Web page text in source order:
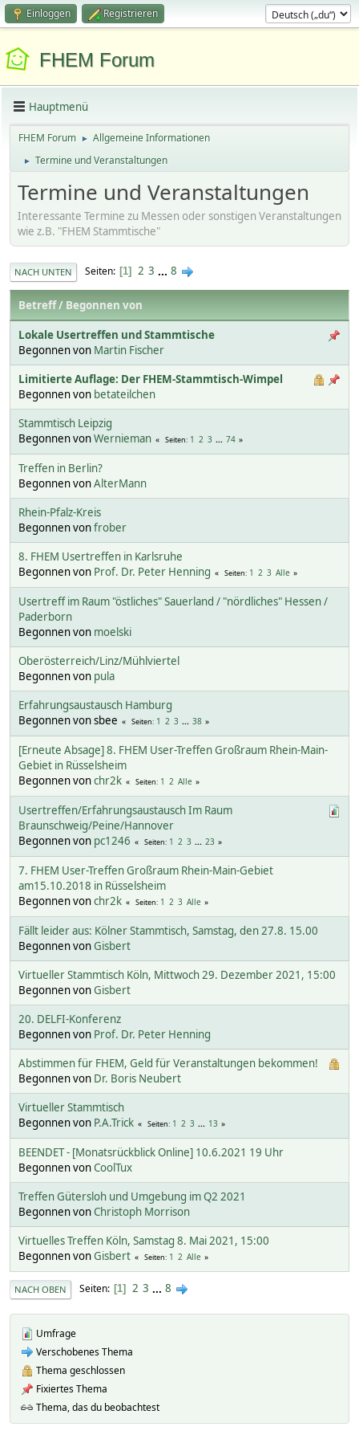
Einloggen Registrieren
FHEM Forum
Hauptmenü
FHEM Forum ► Allgemeine Informationen
► Termine und Veranstaltungen
Termine und Veranstaltungen
Interessante Termine zu Messen oder sonstigen Veranstaltungen
wie z.B. "FHEM Stammtische"
NACH UNTEN Seiten 1 2 3 ... 8
Betreff/ Begonnen von
Lokale Usertreffen und Stammtische
Begonnen von Martin Fischer
Limitierte Auflage: Der FHEM-Stammtisch-Wimpel
Begonnen von betateilchen
Stammtisch Leipzig
Begonnen vonWernieman Seiten 1 2 3 ... 74
Treffen in Berlin?
Begonnen vonAlterMann
Rhein-Pfalz-Kreis
Begonnen vonfrober
8. FHEM Usertreffen in Karlsruhe
Begonnen von Prof. Dr. Peter Henning Seiten 1 2 3 Alle
Usertreff im Raum "östliches" Sauerland / "nördliches" Hessen /
Paderborn
Begonnen von moelski
Oberösterreich/Linz/Mühlviertel
Begonnen von pula
Erfahrungsaustausch Hamburg
Begonnen von sbee
Seiten 1 2 3 ... 38
[Erneute Absage] 8. FHEM User-Treffen Großraum Rhein-Main-
Gebiet in Rüsselsheim
Begonnen vonchr2k Seiten 1 2 Alle
Usertreffen/Erfahrungsaustausch Im Raum
Braunschweig/Peine/Hannover
Begonnen von pc1246 Seiten 1 2 3 ... 23
7. FHEM User-Treffen Großraum Rhein-Main-Gebiet
am15.10.2018 in Rüsselsheim
Begonnen vonchr2k Seiten 1 2 3 Alle
Fällt leider aus: Kölner Stammtisch, Samstag, den 27.8. 15.00
Begonnen vonGisbert
Virtueller Stammtisch Köln, Mittwoch 29. Dezember 2021, 15:00
Begonnen vonGisbert
20. DELFI-Konferenz
Begonnen von Prof. Dr. Peter Henning
Abstimmen für FHEM, Geld für Veranstaltungen bekommen!
Begonnen von Dr. Boris Neubert
Virtueller Stammtisch
Begonnen von P.A.Trick Seiten 1 2 3 ... 13
BEENDET - [Monatsrückblick Online] 10.6.2021 19 Uhr
Begonnen vonCoolTux
Treffen Gütersloh und Umgebung im Q2 2021
Begonnen vonChristoph Morrison
Virtuelles Treffen Köln, Samstag 8. Mai 2021, 15:00
Begonnen vonGisbert Seiten 1 2 Alle
NACH OBEN Seiten 1 2 3 ... 8
Umfrage
Verschobenes Thema
Thema geschlossen
Fixiertes Thema
Thema, das du beobachtest